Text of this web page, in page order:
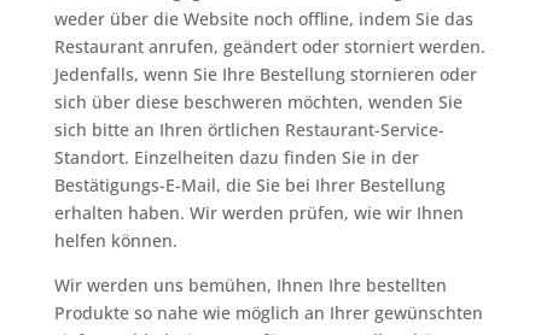
weder über die Website noch offline, indem Sie das
Restaurant anrufen, geändert oder storniert werden.
Jedenfalls, wenn Sie Ihre Bestellung stornieren oder
sich über diese beschweren möchten, wenden Sie
sich bitte an Ihren örtlichen Restaurant-Service-
Standort. Einzelheiten dazu finden Sie in der
Bestätigungs-E-Mail, die Sie bei Ihrer Bestellung
erhalten haben. Wir werden prüfen, wie wir Ihnen
helfen können.
Wir werden uns bemühen, Ihnen Ihre bestellten
Produkte so nahe wie möglich an Ihrer gewünschten